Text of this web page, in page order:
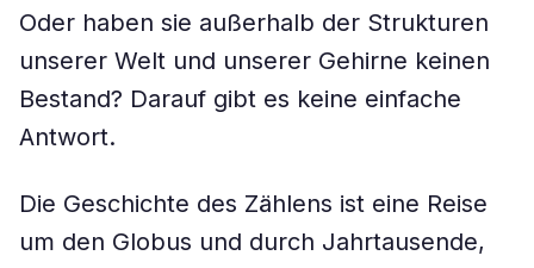
Oder haben sie außerhalb der Strukturen
unserer Welt und unserer Gehirne keinen
Bestand? Darauf gibt es keine einfache
Antwort.
Die Geschichte des Zählens ist eine Reise
um den Globus und durch Jahrtausende,